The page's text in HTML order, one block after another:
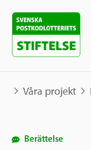
Våra projekt
Berättelse